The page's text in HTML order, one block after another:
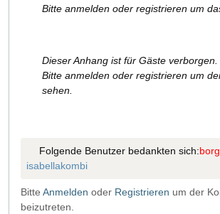
Bitte anmelden oder registrieren um
Dieser Anhang ist für Gäste verborgen.
Bitte anmelden oder registrieren um
sehen.
Folgende Benutzer bedankten sich:
isabellakombi
Bitte Anmelden oder Registrieren um der
beizutreten.